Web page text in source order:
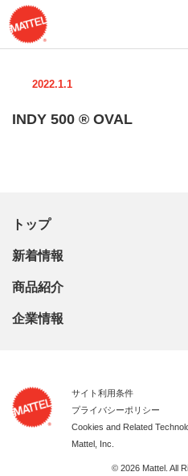
2022.1.1
INDY 500 ® OVAL
トップ
新着情報
商品紹介
企業情報
サイト利用条件
プライバシーポリシー
Cookies and Related
Mattel, Inc.
© 2026 Mattel. All